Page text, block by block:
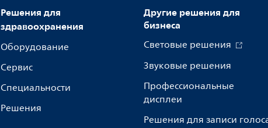
Решения для
здравоохранения
Оборудование
Сервис
Специальности
Решения
Другие решения для
бизнеса
Световые решения
Звуковые решения
Профессиональные
дисплеи
Решения для записи